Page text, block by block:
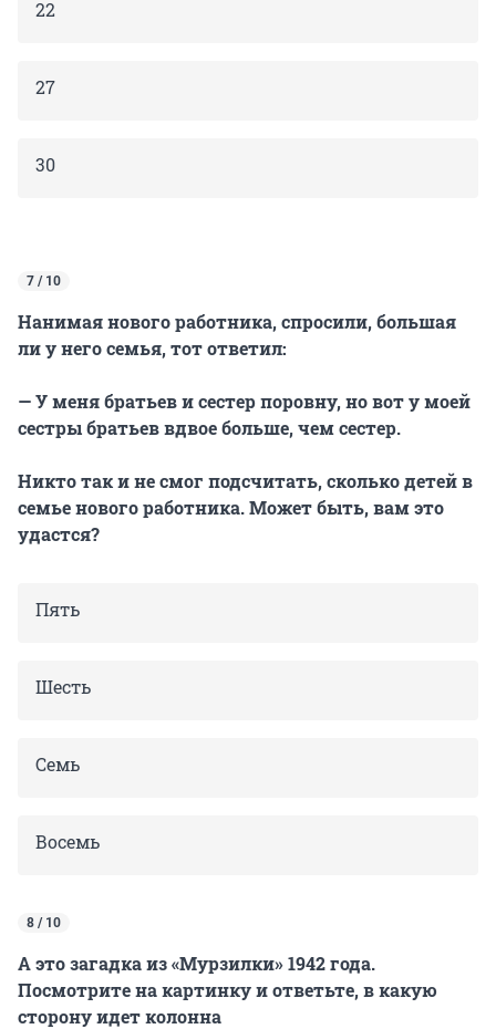
22
27
30
7 / 10
Нанимая нового работника, спросили, большая
ли у него семья, тот ответил:
— У меня братьев и сестер поровну, но вот у моей
сестры братьев вдвое больше, чем сестер.
Никто так и не смог подсчитать, сколько детей в
семье нового работника. Может быть, вам это
удастся?
Пять
Шесть
Семь
Восемь
8 / 10
А это загадка из «Мурзилки» 1942 года.
Посмотрите на картинку и ответьте, в какую
сторону идет колонна